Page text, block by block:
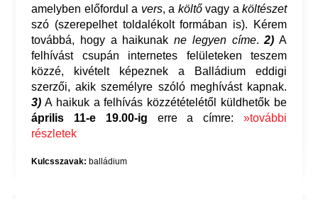
amelyben előfordul a vers, a költővagy a költészet
szó (szerepelhet toldalékolt formában is). Kérem
továbbá, hogy a haikunak ne legyen címe.2) A
felhívást csupán internetes felületeken teszem
közzé, kivételt képeznek a Balládium eddigi
szerzői, akik személyre szóló meghívást kapnak.
3) A haikuk a felhívás közzétételétől küldhetők be
április 11-e 19.00-ig erre a címre:»további
részletek
Kulcsszavak: balládium